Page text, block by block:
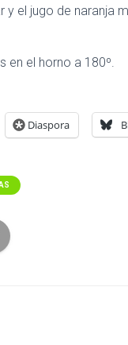
y el jugo de naranja
en el horno a 180º.
Diaspora